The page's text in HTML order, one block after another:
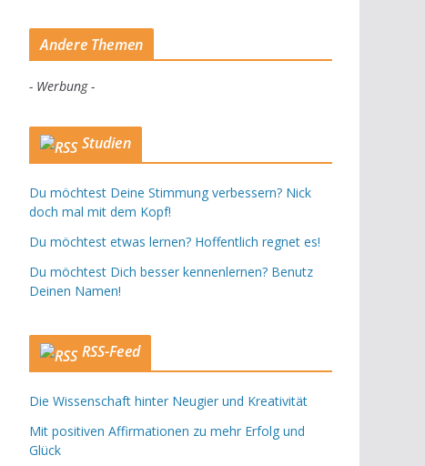
Andere Themen
- Werbung -
Studien
Du möchtest Deine Stimmung verbessern? Nick
doch mal mit dem Kopf!
Du möchtest etwas lernen? Hoffentlich regnet es!
Du möchtest Dich besser kennenlernen? Benutz
Deinen Namen!
RSS-Feed
Die Wissenschaft hinter Neugier und Kreativität
Mit positiven Affirmationen zu mehr Erfolg und
Glück